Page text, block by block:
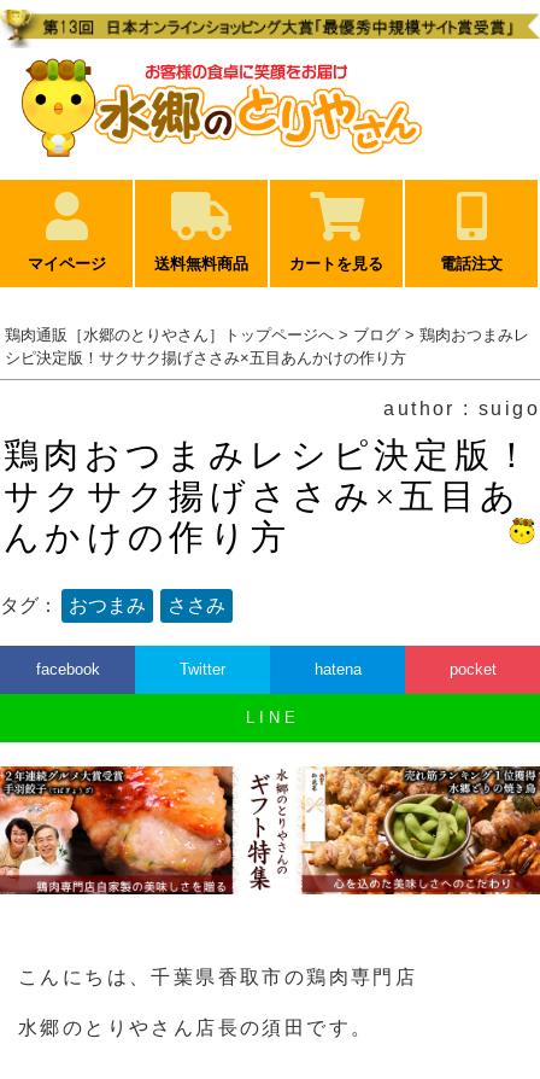
マイページ 送料無料商品 カートを見る 電話注文
鶏肉通販［水郷のとりやさん］トップページへ > ブログ > 鶏肉おつまみレ
シピ決定版！サクサク揚げささみ×五目あんかけの作り方
author : suigo
鶏肉おつまみレシピ決定版！
サクサク揚げささみ×五目あ
んかけの作り方
タグ： おつまみ ささみ
facebook Twitter hatena pocket
L I N E
こんにちは、千葉県香取市の鶏肉専門店
水郷のとりやさん店長の須田です。